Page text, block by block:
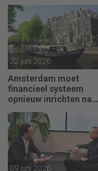
22 juni 2026
Amsterdam moet
financieel systeem
opnieuw inrichten na
AFIS-debacle
09 juni 2026